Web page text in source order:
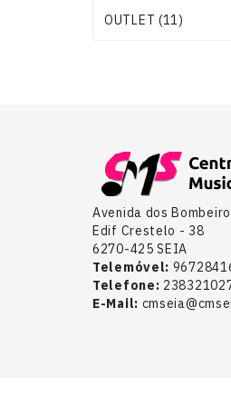
OUTLET (11)
Avenida dos
Edif Crestelo - 38
6270-425 SEIA
Telemóvel:
Telefone:
E-Mail: